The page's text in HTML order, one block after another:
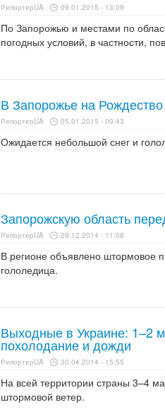
РепортерUA 09.01.2015 - 13:09
По Запорожью и местами по
погодных условий, в частности,
В Запорожье на
РепортерUA 05.01.2015 - 09:43
Ожидается небольшой снег и
Запорожскую область
РепортерUA 29.12.2014 - 11:08
В регионе объявлено штормовое
гололедица.
Выходные в Украине: 1–2
похолодание и дожди
РепортерUA 30.04.2014 - 15:55
На всей территории страны 3–4
штормовой ветер.